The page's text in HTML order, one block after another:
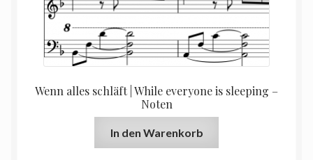
Wenn alles schläft | While everyone is sleeping –
Noten
In den Warenkorb